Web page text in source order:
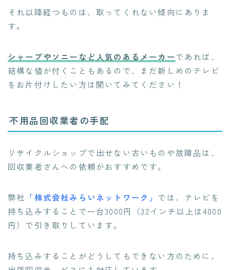
それ以降経つものは、取ってくれない傾向にありま
す。
シャープやソニーなど人気のあるメーカーであれば、
結構な値が付くこともある ので、まだ新しめのテレビ
をお片付けしたい方は聞いてみてください！
不用品回収業者の手配
リサイクルショップで出せない古いものや故障品は、
回収業者さんへの依頼がおすすめです。
弊社 「株式会社みらいネットワーク」 では、テレビを
持ち込みすることで一台3000円（32インチ以上は4000
円）で引き取りしています。
持ち込みすることがどうしてもできない方のために、